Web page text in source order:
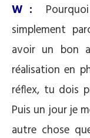
W :
simplement
avoir un bon
réalisation en
réflex, tu dois
Puis un jour je
autre chose